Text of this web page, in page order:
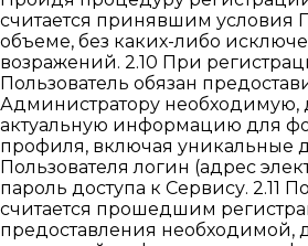
считается принявшим условия
объеме, без каких-либо
возражений. 2.10 При
Пользователь обязан
Администратору необходимую,
актуальную информацию для
профиля, включая уникальные
Пользователя логин (адрес
пароль доступа к Сервису. 2.11
считается прошедшим
предоставления необходимой,